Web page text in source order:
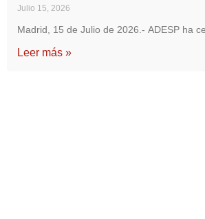
Julio 15, 2026
Madrid, 15 de Julio de 2026.- ADESP ha
Leer más »